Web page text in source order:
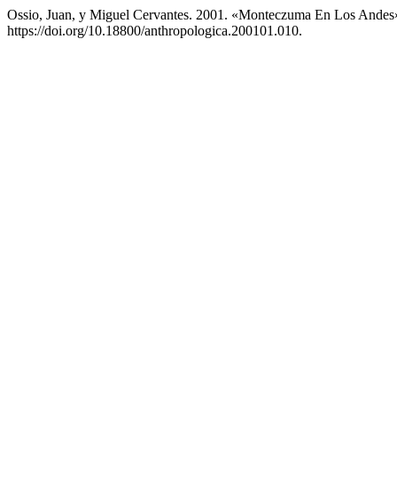
Ossio, Juan, y Miguel Cervantes. 2001. «Monteczuma En Los
https://doi.org/10.18800/anthropologica.200101.010.